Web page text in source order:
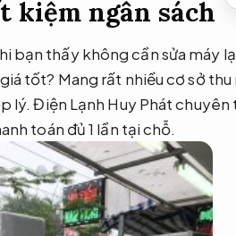
kiệm ngân sách
bạn thấy không cần sửa máy
tốt? Mang rất nhiều cơ sở
lý. Điện Lạnh Huy Phát
toán đủ 1 lần tại chỗ.